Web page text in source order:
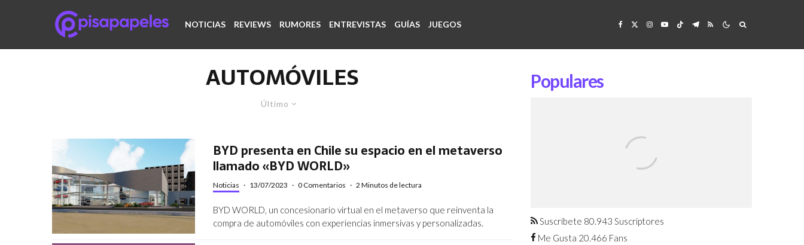
NOTICIAS REVIEWS RUMORES ENTREVISTAS GUÍAS JUEGOS
AUTOMÓVILES
Último
BYD presenta en Chile su espacio en el metaverso
llamado «BYD WORLD»
Noticias · 13/07/2023 · 0 Comentarios · 2 Minutos de lectura
BYD WORLD, un concesionario virtual en el metaverso que reinventa la
compra de automóviles con experiencias inmersivas y personalizadas.
Populares
agosto
Suscríbete 80.943 Suscriptores
Me Gusta 20.466 Fans